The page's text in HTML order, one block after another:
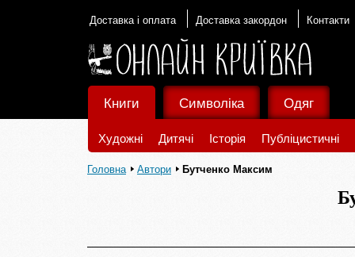
Доставка і оплата Доставка закордон Контакти
Книги
Художні Дитячі Історія Публіцистичні
Символіка Одяг
Головна Автори Бутченко Максим